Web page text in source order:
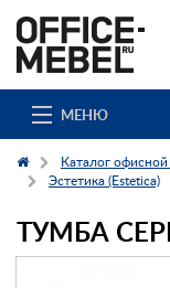
МЕНЮ
Каталог
Каталог
Эстетика (Estetica)
ТУМБА